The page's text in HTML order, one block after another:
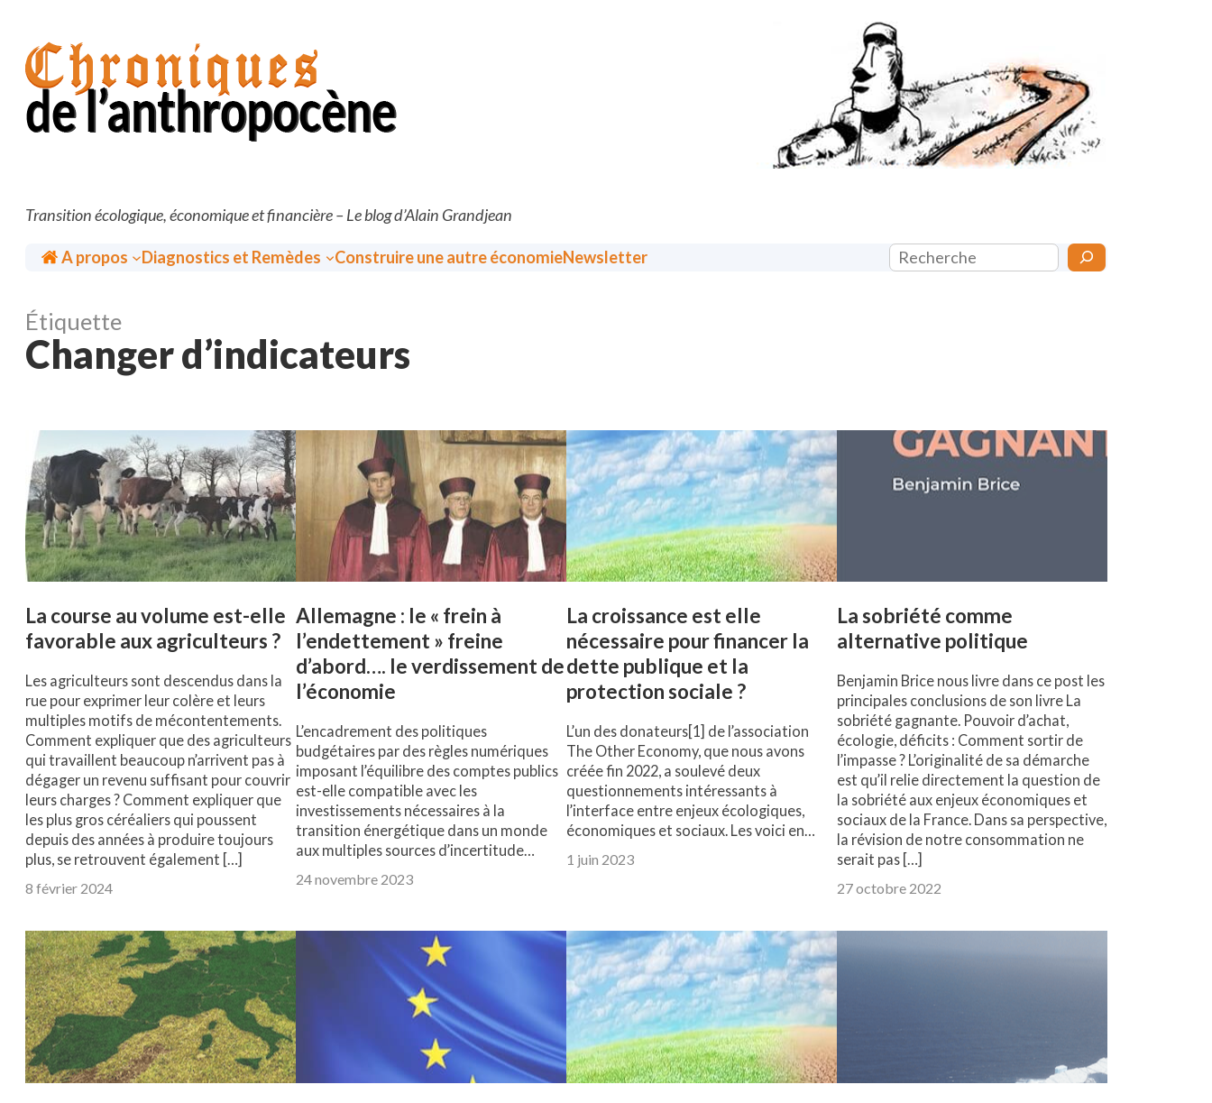
contenu
Transition écologique, économique et financière – Le blog d’Alain Grandjean
Accueil
A propos Diagnostics et Remèdes Construire une autre économieNewsletter Rechercher
Étiquette
Changer d’indicateurs
La course au volume est-elle
favorable aux agriculteurs ?
Les agriculteurs sont descendus dans la
rue pour exprimer leur colère et leurs
multiples motifs de mécontentements.
Comment expliquer que des agriculteurs
qui travaillent beaucoup n’arrivent pas à
dégager un revenu suffisant pour couvrir
leurs charges ? Comment expliquer que
les plus gros céréaliers qui poussent
depuis des années à produire toujours
plus, se retrouvent également […]
8 février 2024
Allemagne : le « frein à
l’endettement » freine
d’abord…. le verdissement de
l’économie
L’encadrement des politiques
budgétaires par des règles numériques
imposant l’équilibre des comptes publics
est-elle compatible avec les
investissements nécessaires à la
transition énergétique dans un monde
aux multiples sources d’incertitude…
24 novembre 2023
La croissance est elle
nécessaire pour financer la
dette publique et la
protection sociale ?
L’un des donateurs[1] de l’association
The Other Economy, que nous avons
créée fin 2022, a soulevé deux
questionnements intéressants à
l’interface entre enjeux écologiques,
économiques et sociaux. Les voici en…
1 juin 2023
La sobriété comme
alternative politique
Benjamin Brice nous livre dans ce post les
principales conclusions de son livre La
sobriété gagnante. Pouvoir d’achat,
écologie, déficits : Comment sortir de
l’impasse ? L’originalité de sa démarche
est qu’il relie directement la question de
la sobriété aux enjeux économiques et
sociaux de la France. Dans sa perspective,
la révision de notre consommation ne
serait pas […]
27 octobre 2022